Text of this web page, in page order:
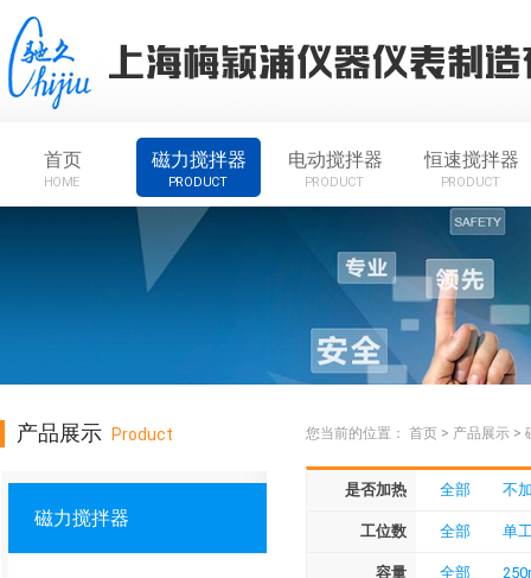
首页
HOME
磁力搅拌器
PRODUCT
电动搅拌器
PRODUCT
恒速搅拌器
PRODUCT
产品展示 Product
磁力搅拌器
您当前的位置： 首页 > 产品展示 >
是否加热 全部 不
工位数 全部 单
容量 全部